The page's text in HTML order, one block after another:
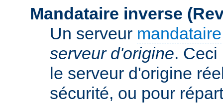
Mandataire inverse
Un serveur mandataire
serveur d'origine.
le serveur d'origine
sécurité, ou pour